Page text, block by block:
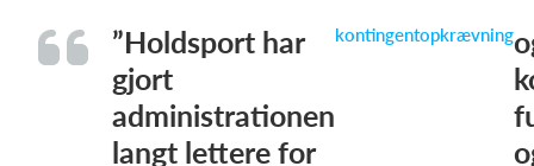
”Holdsport har
gjort
administrationen
langt lettere for
kontingentopkrævning